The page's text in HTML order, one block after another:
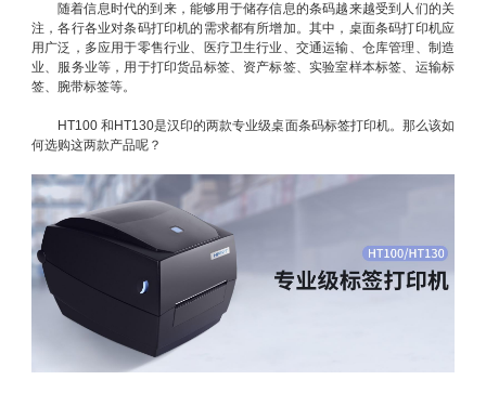
随着信息时代的到来，能够用于储存信息的条码越来越受到人们的关
注，各行各业对条码打印机的需求都有所增加。其中，桌面条码打印机应
用广泛，多应用于零售行业、医疗卫生行业、交通运输、仓库管理、制造
业、服务业等，用于打印货品标签、资产标签、实验室样本标签、运输标
签、腕带标签等。
HT100 和HT130是汉印的两款专业级桌面条码标签打印机。那么该如
何选购这两款产品呢？